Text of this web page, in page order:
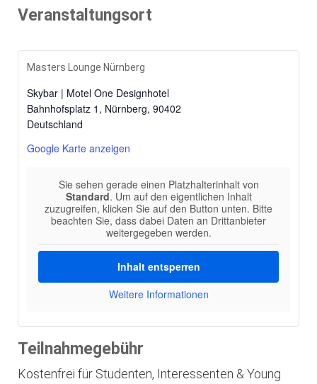
Veranstaltungsort
Masters Lounge Nürnberg
Skybar | Motel One Designhotel
Bahnhofsplatz 1, Nürnberg, 90402
Deutschland
Google Karte anzeigen
Sie sehen gerade einen Platzhalterinhalt von
Standard. Um auf den eigentlichen Inhalt
zuzugreifen, klicken Sie auf den Button unten. Bitte
beachten Sie, dass dabei Daten an Drittanbieter
weitergegeben werden.
Inhalt entsperren
Weitere Informationen
Teilnahmegebühr
Kostenfrei für Studenten, Interessenten & Young